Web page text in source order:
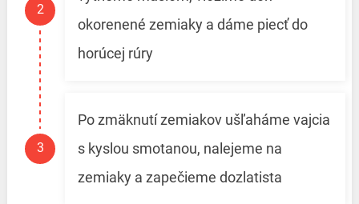
okorenené zemiaky a dáme piecť do
horúcej rúry
Po zmäknutí zemiakov ušľaháme vajcia
s kyslou smotanou, nalejeme na
zemiaky a zapečieme dozlatista